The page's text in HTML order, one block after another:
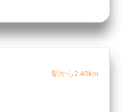
駅から2.40km